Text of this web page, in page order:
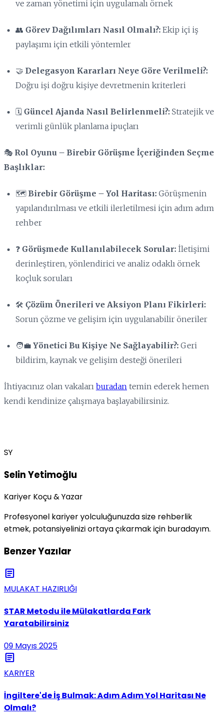
ve zaman yönetimi için uygulamalı örnek
👥 Görev Dağılımları Nasıl Olmalı?: Ekip içi iş
paylaşımı için etkili yöntemler
🤝 Delegasyon Kararları Neye Göre Verilmeli?:
Doğru işi doğru kişiye devretmenin kriterleri
🗓️ Güncel Ajanda Nasıl Belirlenmeli?: Stratejik ve
verimli günlük planlama ipuçları
🎭 Rol Oyunu – Birebir Görüşme İçeriğinden Seçme
Başlıklar:
🗺️ Birebir Görüşme – Yol Haritası: Görüşmenin
yapılandırılması ve etkili ilerletilmesi için adım adım
rehber
❓ Görüşmede Kullanılabilecek Sorular: İletişimi
derinleştiren, yönlendirici ve analiz odaklı örnek
koçluk soruları
🛠️ Çözüm Önerileri ve Aksiyon Planı Fikirleri:
Sorun çözme ve gelişim için uygulanabilir öneriler
🧑‍💼 Yönetici Bu Kişiye Ne Sağlayabilir?: Geri
bildirim, kaynak ve gelişim desteği önerileri
İhtiyacınız olan vakaları buradan temin ederek hemen
kendi kendinize çalışmaya başlayabilirsiniz.
SY
Selin Yetimoğlu
Kariyer Koçu & Yazar
Profesyonel kariyer yolculuğunuzda size rehberlik
etmek, potansiyelinizi ortaya çıkarmak için buradayım.
Benzer Yazılar
article
MULAKAT HAZIRLIĞI
STAR Metodu ile Mülakatlarda Fark
Yaratabilirsiniz
09 Mayıs 2025
article
KARIYER
İngiltere'de İş Bulmak: Adım Adım Yol Haritası Ne
Olmalı?